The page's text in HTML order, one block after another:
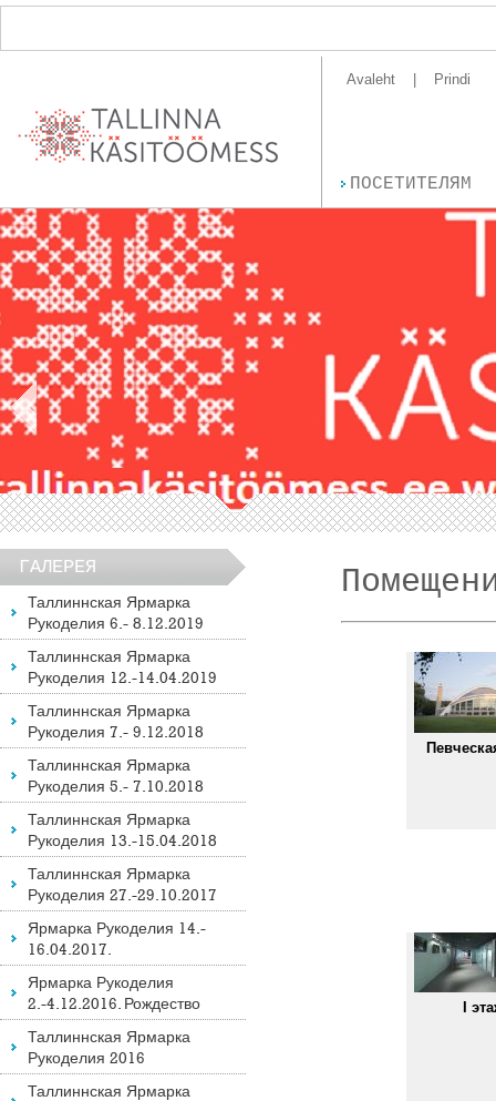
Avaleht Prindi
ПОСЕТИТЕЛЯМ
ГАЛЕРЕЯ
Таллиннская Ярмарка
Рукоделия 6.- 8.12.2019
Таллиннская Ярмарка
Рукоделия 12.-14.04.2019
Таллиннская Ярмарка
Рукоделия 7.- 9.12.2018
Таллиннская Ярмарка
Рукоделия 5.- 7.10.2018
Таллиннская Ярмарка
Рукоделия 13.-15.04.2018
Таллиннская Ярмарка
Рукоделия 27.-29.10.2017
Ярмарка Рукоделия 14.-
16.04.2017.
Ярмарка Рукоделия
2.-4.12.2016. Рождество
Таллиннская Ярмарка
Рукоделия 2016
Таллиннская Ярмарка
I